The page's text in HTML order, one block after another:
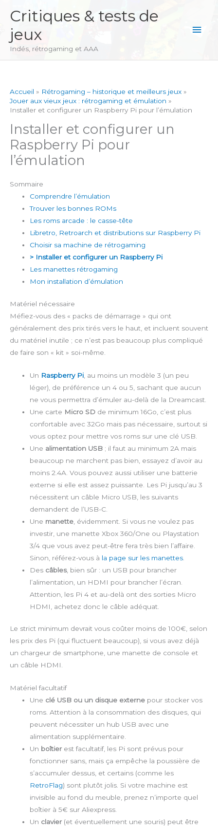
contenu
Critiques & tests de
jeux
Indés, rétrogaming et AAA
Accueil
Rétrogaming – historique et meilleurs jeux
Jouer aux vieux jeux : rétrogaming et émulation
Installer et configurer un Raspberry Pi pour l’émulation
Installer et configurer un
Raspberry Pi pour
l’émulation
Sommaire
Comprendre l’émulation
Trouver les bonnes ROMs
Les roms arcade : le casse-tête
Libretro, Retroarch et distributions sur Raspberry Pi
Choisir sa machine de rétrogaming
> Installer et configurer un Raspberry Pi
Les manettes rétrogaming
Mon installation d’émulation
Matériel nécessaire
Méfiez-vous des « packs de démarrage » qui ont
généralement des prix tirés vers le haut, et incluent souvent
du matériel inutile ; ce n’est pas beaucoup plus compliqué
de faire son « kit » soi-même.
Un Raspberry Pi , au moins un modèle 3 (un peu
léger), de préférence un 4 ou 5, sachant que aucun
ne vous permettra d’émuler au-delà de la Dreamcast.
Une carte Micro SD de minimum 16Go, c’est plus
confortable avec 32Go mais pas nécessaire, surtout si
vous optez pour mettre vos roms sur une clé USB.
Une alimentation USB ; il faut au minimum 2A mais
beaucoup ne marchent pas bien, essayez d’avoir au
moins 2.4A. Vous pouvez aussi utiliser une batterie
externe si elle est assez puissante. Les Pi jusqu’au 3
nécessitent un câble Micro USB, les suivants
demandent de l’USB-C.
Une manette , évidemment. Si vous ne voulez pas
investir, une manette Xbox 360/One ou Playstation
3/4 que vous avez peut-être fera très bien l’affaire.
Sinon, référez-vous à la page sur les manettes
Des câbles, bien sûr : un USB pour brancher
l’alimentation, un HDMI pour brancher l’écran.
Attention, les Pi 4 et au-delà ont des sorties Micro
HDMI, achetez donc le câble adéquat.
Le strict minimum devrait vous coûter moins de 100€, selon
les prix des Pi (qui fluctuent beaucoup), si vous avez déjà
un chargeur de smartphone, une manette de console et
un câble HDMI.
Matériel facultatif
Une clé USB ou un disque externe pour stocker vos
roms. Attention à la consommation des disques, qui
peuvent nécessiter un hub USB avec une
alimentation supplémentaire.
Un boîtierest facultatif, les Pi sont prévus pour
fonctionner sans, mais ça empêche la poussière de
s’accumuler dessus, et certains (comme les
RetroFlag) sont plutôt jolis. Si votre machine est
invisible au fond du meuble, prenez n’importe quel
boîtier à 5€ sur Aliexpress.
Un clavier(et éventuellement une souris) peut être